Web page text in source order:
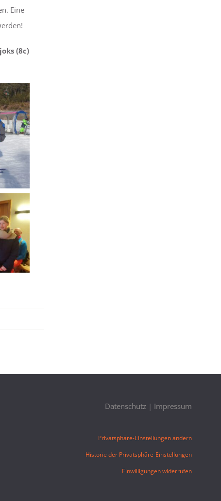
Eine
(8c)
Datenschutz | Impressum
Privatsphäre-Einstellungen ändern
Historie der Privatsphäre-Einstellungen
Einwilligungen widerrufen